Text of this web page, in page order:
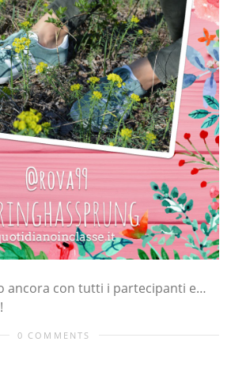
ancora con tutti i partecipanti e…
0 COMMENTS